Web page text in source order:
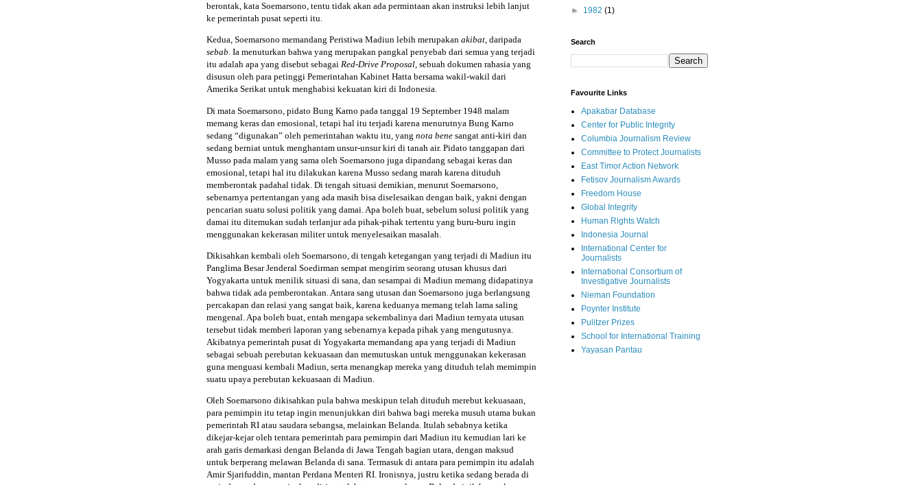
berontak, kata Soemarsono, tentu tidak akan ada permintaan akan instruksi lebih lanjut
ke pemerintah pusat seperti itu.
Kedua, Soemarsono memandang Peristiwa Madiun lebih merupakanakibat, daripada
sebab. Ia menuturkan bahwa yang merupakan pangkal penyebab dari semua yang terjadi
itu adalah apa yang disebut sebagai Red-Drive Proposal, sebuah dokumen rahasia yang
disusun oleh para petinggi Pemerintahan Kabinet Hatta bersama wakil-wakil dari
Amerika Serikat untuk menghabisi kekuatan kiri di Indonesia.
Di mata Soemarsono, pidato Bung Karno pada tanggal 19 September 1948 malam
memang keras dan emosional, tetapi hal itu terjadi karena menurutnya Bung Karno
sedang “digunakan” oleh pemerintahan waktu itu, yang nota benesangat anti-kiri dan
sedang berniat untuk menghantam unsur-unsur kiri di tanah air. Pidato tanggapan dari
Musso pada malam yang sama oleh Soemarsono juga dipandang sebagai keras dan
emosional, tetapi hal itu dilakukan karena Musso sedang marah karena dituduh
memberontak padahal tidak. Di tengah situasi demikian, menurut Soemarsono,
sebenarnya pertentangan yang ada masih bisa diselesaikan dengan baik, yakni dengan
pencarian suatu solusi politik yang damai. Apa boleh buat, sebelum solusi politik yang
damai itu ditemukan sudah terlanjur ada pihak-pihak tertentu yang buru-buru ingin
menggunakan kekerasan militer untuk menyelesaikan masalah.
Dikisahkan kembali oleh Soemarsono, di tengah ketegangan yang terjadi di Madiun itu
Panglima Besar Jenderal Soedirman sempat mengirim seorang utusan khusus dari
Yogyakarta untuk menilik situasi di sana, dan sesampai di Madiun memang didapatinya
bahwa tidak ada pemberontakan. Antara sang utusan dan Soemarsono juga berlangsung
percakapan dan relasi yang sangat baik, karena keduanya memang telah lama saling
mengenal. Apa boleh buat, entah mengapa sekembalinya dari Madiun ternyata utusan
tersebut tidak memberi laporan yang sebenarnya kepada pihak yang mengutusnya.
Akibatnya pemerintah pusat di Yogyakarta memandang apa yang terjadi di Madiun
sebagai sebuah perebutan kekuasaan dan memutuskan untuk menggunakan kekerasan
guna menguasi kembali Madiun, serta menangkap mereka yang dituduh telah memimpin
suatu upaya perebutan kekuasaan di Madiun.
Oleh Soemarsono dikisahkan pula bahwa meskipun telah dituduh merebut kekuasaan,
para pemimpin itu tetap ingin menunjukkan diri bahwa bagi mereka musuh utama bukan
pemerintah RI atau saudara sebangsa, melainkan Belanda. Itulah sebabnya ketika
dikejar-kejar oleh tentara pemerintah para pemimpin dari Madiun itu kemudian lari ke
arah garis demarkasi dengan Belanda di Jawa Tengah bagian utara, dengan maksud
untuk berperang melawan Belanda di sana. Termasuk di antara para pemimpin itu adalah
Amir Sjarifuddin, mantan Perdana Menteri RI. Ironisnya, justru ketika sedang berada di
► 1982 (1)
Search
Favourite Links
Apakabar Database
Center for Public Integrity
Columbia Journalism Review
Committee to Protect Journalists
East Timor Action Network
Fetisov Journalism Awards
Freedom House
Global Integrity
Human Rights Watch
Indonesia Journal
International Center for
Journalists
International Consortium of
Investigative Journalists
Nieman Foundation
Poynter Institute
Pulitzer Prizes
School for International Training
Yayasan Pantau